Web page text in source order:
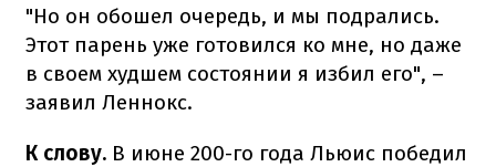
"Но он обошел очередь, и мы подрались.
Этот парень уже готовился ко мне, но даже
в своем худшем состоянии я избил его", –
заявил Леннокс.
К слову. В июне 200-го года Льюис победил